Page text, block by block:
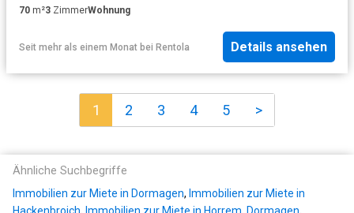
70 m²3 ZimmerWohnung
Seit mehr als einem Monat bei Rentola Details ansehen
1 2 3 4 5 >
Ähnliche Suchbegriffe
Immobilien zur Miete in Dormagen, Immobilien zur Miete in